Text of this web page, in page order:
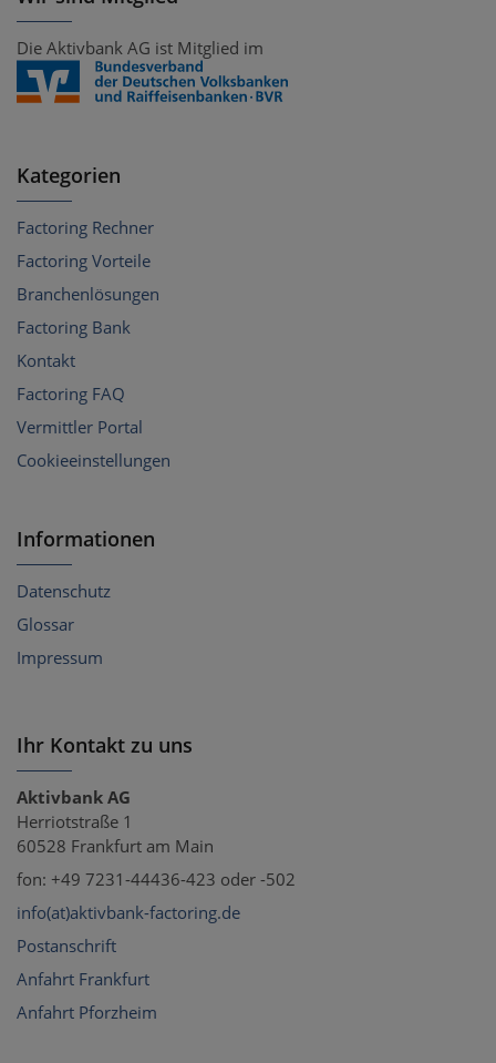
Die Aktivbank AG ist Mitglied im
Kategorien
Factoring Rechner
Factoring Vorteile
Branchenlösungen
Factoring Bank
Kontakt
Factoring FAQ
Vermittler Portal
Cookieeinstellungen
Informationen
Datenschutz
Glossar
Impressum
Ihr Kontakt zu uns
Aktivbank AG
Herriotstraße 1
60528 Frankfurt am Main
fon: +49 7231-44436-423 oder -502
info(at)aktivbank-factoring.de
Postanschrift
Anfahrt Frankfurt
Anfahrt Pforzheim